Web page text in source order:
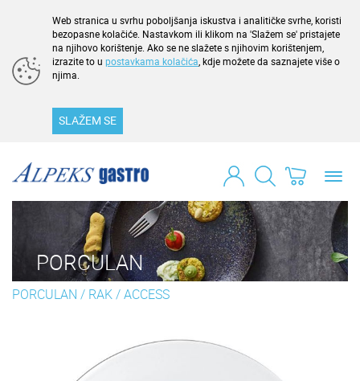
Web stranica u svrhu poboljšanja iskustva i analitičke svrhe, koristi
bezopasne kolačiće. Nastavkom ili klikom na 'Slažem se' pristajete
na njihovo korištenje. Ako se ne slažete s njihovim korištenjem,
izrazite to u postavkama kolačića , kdje možete da saznajete više o
njima.
SLAŽEM SE
PORCULAN
PORCULAN / RAK/ACCESS